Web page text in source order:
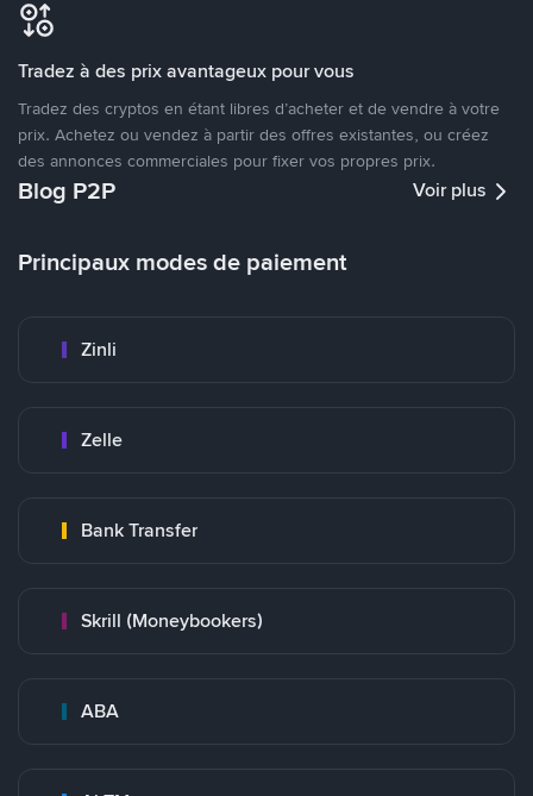
Tradez à des prix avantageux pour vous
Tradez des cryptos en étant libres d’acheter et de vendre à votre
prix. Achetez ou vendez à partir des offres existantes, ou créez
des annonces commerciales pour fixer vos propres prix.
Blog P2P Voir plus
Principaux modes de paiement
Zinli
Zelle
Bank Transfer
Skrill (Moneybookers)
ABA